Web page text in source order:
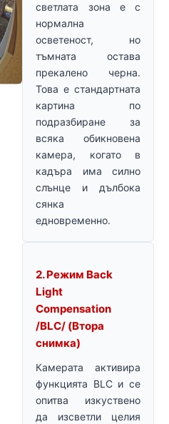
светлата зона е с
нормална
осветеност, но
тъмната остава
прекалено черна.
Това е стандартната
картина по
подразбиране за
всяка обикновена
камера, когато в
кадъра има силно
слънце и дълбока
сянка
едновременно.
2. Режим Back
Light
Compensation
/BLC/ (Втора
снимка)
Камерата активира
функцията BLC и се
опитва изкуствено
да изсветли целия